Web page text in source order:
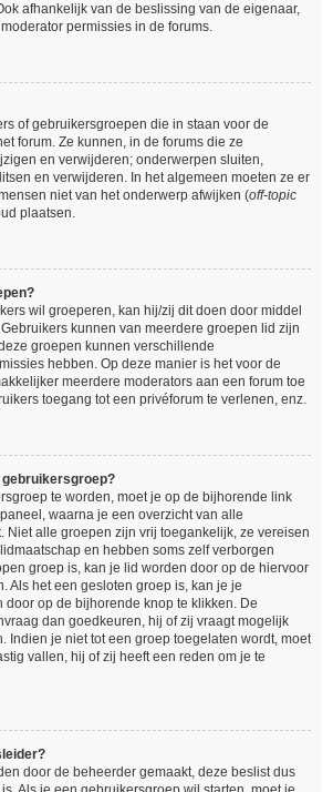
afhankelijk van de beslissing van de eigenaar,
permissies in de forums.
of gebruikersgroepen die in staan voor de
forum. Ze kunnen, in de forums die ze
en verwijderen; onderwerpen sluiten,
en verwijderen. In het algemeen moeten ze er
niet van het onderwerp afwijken (off-topic
plaatsen.
wil groeperen, kan hij/zij dit doen door middel
kunnen van meerdere groepen lid zijn
groepen kunnen verschillende
hebben. Op deze manier is het voor de
meerdere moderators aan een forum toe
toegang tot een privéforum te verlenen, enz.
gebruikersgroep?
te worden, moet je op de bijhorende link
waarna je een overzicht van alle
Niet alle groepen zijn vrij toegankelijk, ze vereisen
en hebben soms zelf verborgen
groep is, kan je lid worden door op de hiervoor
Als het een gesloten groep is, kan je je
door op de bijhorende knop te klikken. De
dan goedkeuren, hij of zij vraagt mogelijk
Indien je niet tot een groep toegelaten wordt, moet
vallen, hij of zij heeft een reden om je te
door de beheerder gemaakt, deze beslist dus